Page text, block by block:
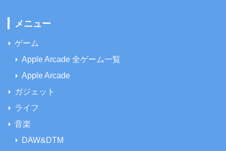
メニュー
ゲーム
Apple Arcade 全ゲーム一覧
Apple Arcade
ガジェット
ライフ
音楽
DAW&DTM